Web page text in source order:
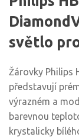
světlo
Žárovky Philips
představují
výrazném a
barevnou
krystalicky